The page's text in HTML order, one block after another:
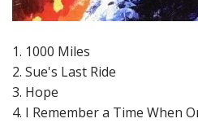
1. 1000 Miles
2. Sue's Last Ride
3. Hope
4. I Remember a Time When